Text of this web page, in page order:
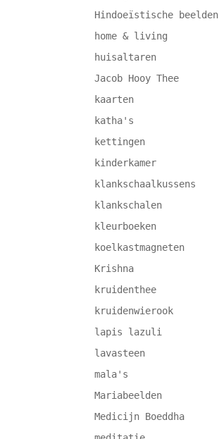
Hindoeïstische beelden
home & living
huisaltaren
Jacob Hooy Thee
kaarten
katha's
kettingen
kinderkamer
klankschaalkussens
klankschalen
kleurboeken
koelkastmagneten
Krishna
kruidenthee
kruidenwierook
lapis lazuli
lavasteen
mala's
Mariabeelden
Medicijn Boeddha